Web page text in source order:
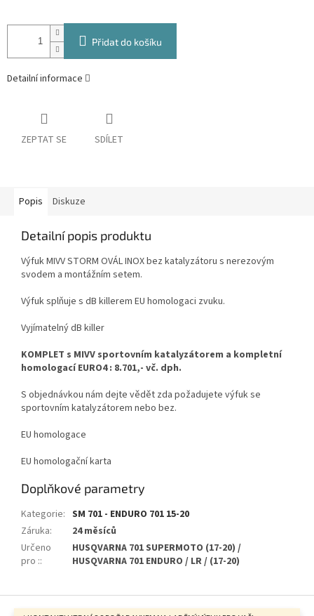
Přidat do košíku
Detailní informace
ZEPTAT SE SDÍLET
Popis Diskuze
Detailní popis produktu
Výfuk MIVV STORM OVÁL INOX bez katalyzátoru s nerezovým
svodem a montážním setem.
Výfuk splňuje s dB killerem EU homologaci zvuku.
Vyjímatelný dB killer
KOMPLET s MIVV sportovním katalyzátorem a kompletní
homologací EURO4 : 8.701,- vč. dph.
S objednávkou nám dejte vědět zda požadujete výfuk se
sportovním katalyzátorem nebo bez.
EU homologace
EU homologační karta
Doplňkové parametry
Kategorie: SM 701 - ENDURO 701 15-20
Záruka:
24 měsíců
Určeno
pro ::
HUSQVARNA 701 SUPERMOTO (17-20) /
HUSQVARNA 701 ENDURO / LR / (17-20)